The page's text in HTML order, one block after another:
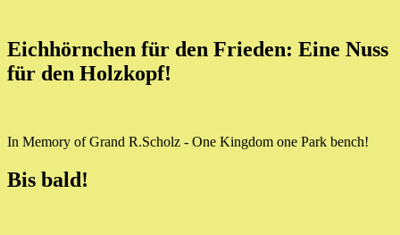
Eichhörnchen für den Frieden: Eine Nuss
für den Holzkopf!
In Memory of Grand R.Scholz - One Kingdom one Park bench!
Bis bald!